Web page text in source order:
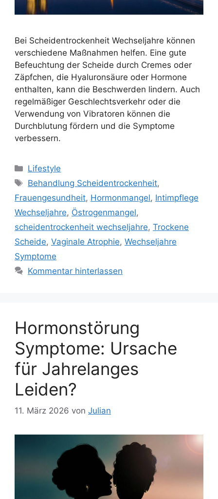
Bei Scheidentrockenheit Wechseljahre können
verschiedene Maßnahmen helfen. Eine gute
Befeuchtung der Scheide durch Cremes oder
Zäpfchen, die Hyaluronsäure oder Hormone
enthalten, kann die Beschwerden lindern. Auch
regelmäßiger Geschlechtsverkehr oder die
Verwendung von Vibratoren können die
Durchblutung fördern und die Symptome
verbessern.
Kategorien
Lifestyle
Schlagwörter
Behandlung Scheidentrockenheit,
Frauengesundheit, Hormonmangel, Intimpflege
Wechseljahre, Östrogenmangel,
scheidentrockenheit wechseljahre, Trockene
Scheide, Vaginale Atrophie, Wechseljahre
Symptome
Kommentar hinterlassen
Hormonstörung
Symptome: Ursache
für Jahrelanges
Leiden?
11. März 2026 von Julian